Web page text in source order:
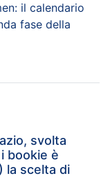
il calendario
fase della
svolta
bookie è
la scelta di